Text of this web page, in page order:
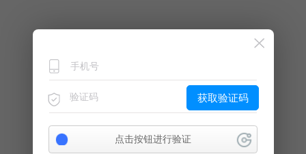
获取验证码
点击按钮进行验证